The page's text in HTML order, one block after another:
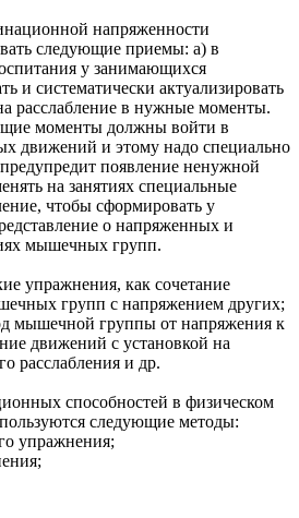
напряженности
следующие приемы: а) в
у занимающихся
и систематически актуализировать
расслабление в нужные моменты.
моменты должны войти в
движений и этому надо специально
появление ненужной
на занятиях специальные
чтобы сформировать у
о напряженных и
мышечных групп.
упражнения, как сочетание
групп с напряжением других;
мышечной группы от напряжения к
движений с установкой на
расслабления и др.
способностей в физическом
следующие методы:
упражнения;